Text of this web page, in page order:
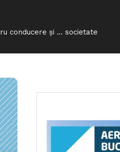
conducere și … societate